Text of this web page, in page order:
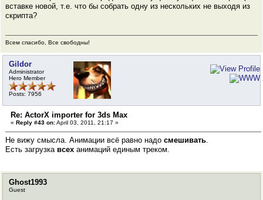
вставке новой, т.е. что бы собрать одну из нескольких не выходя из
скрипта?
Всем спасибо, Все свободны!
Gildor
Administrator
Hero Member
Posts: 7956
Re: ActorX importer for 3ds Max
« Reply #43 on:April 03, 2011, 21:17 »
Не вижу смысла. Анимации всё равно надо смешивать.
Есть загрузка всех анимаций единым треком.
Ghost1993
Guest